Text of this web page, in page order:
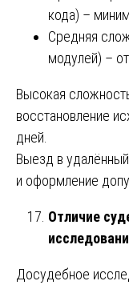
кода) –
Средняя
модулей) –
Высокая
восстановление
дней.
Выезд в
и оформление
Отличие
Досудебное